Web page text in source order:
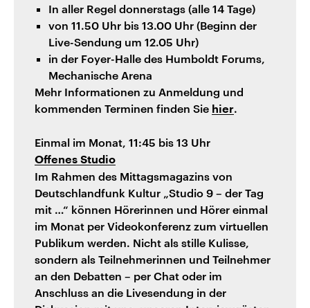
In aller Regel donnerstags (alle 14 Tage)
von 11.50 Uhr bis 13.00 Uhr (Beginn der
Live-Sendung um 12.05 Uhr)
in der Foyer-Halle des Humboldt Forums,
Mechanische Arena
Mehr Informationen zu Anmeldung und
kommenden Terminen finden Sie hier.
Einmal im Monat, 11:45 bis 13 Uhr
Offenes Studio
Im Rahmen des Mittagsmagazins von
Deutschlandfunk Kultur „Studio 9 – der Tag
mit …“ können Hörerinnen und Hörer einmal
im Monat per Videokonferenz zum virtuellen
Publikum werden. Nicht als stille Kulisse,
sondern als Teilnehmerinnen und Teilnehmer
an den Debatten – per Chat oder im
Anschluss an die Livesendung in der